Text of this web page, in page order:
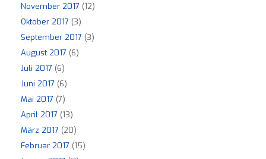
November 2017 (12)
Oktober 2017 (3)
September 2017 (3)
August 2017 (6)
Juli 2017 (6)
Juni 2017 (6)
Mai 2017 (7)
April 2017 (13)
März 2017 (20)
Februar 2017 (15)